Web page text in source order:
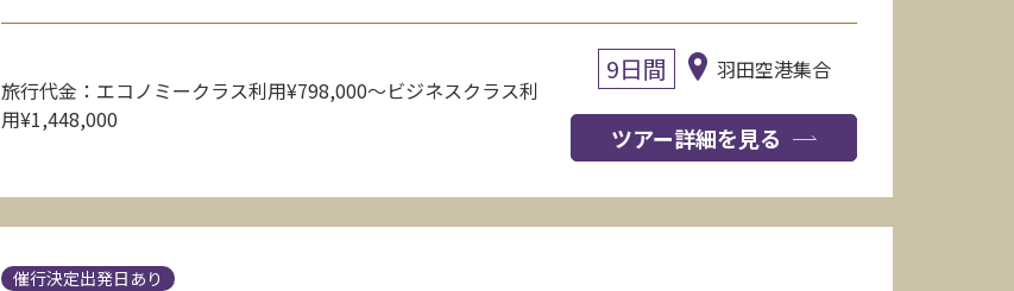
旅行代金：エコノミークラス利用¥798,000〜ビジネスクラス利
用¥1,448,000
9日間 羽田空港集合
ツアー詳細を見る
催行決定出発日あり